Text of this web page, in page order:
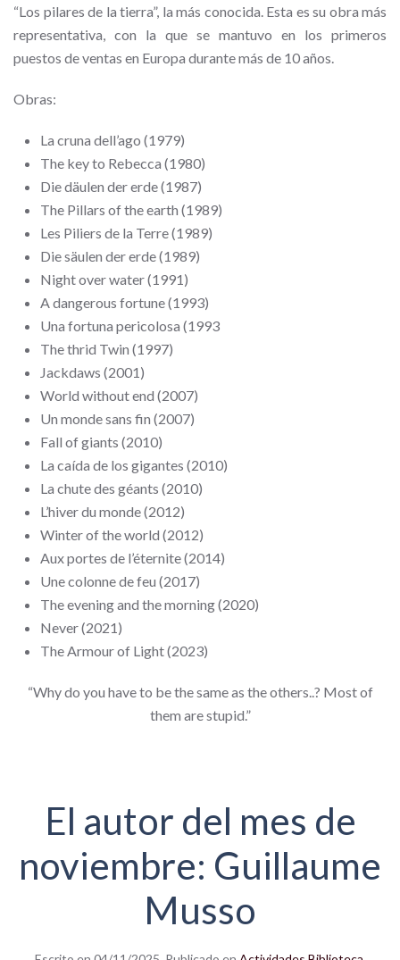
“Los pilares de la tierra”, la más conocida. Esta es su obra más
representativa, con la que se mantuvo en los primeros
puestos de ventas en Europa durante más de 10 años.
Obras:
La cruna dell’ago (1979)
The key to Rebecca (1980)
Die däulen der erde (1987)
The Pillars of the earth (1989)
Les Piliers de la Terre (1989)
Die säulen der erde (1989)
Night over water (1991)
A dangerous fortune (1993)
Una fortuna pericolosa (1993
The thrid Twin (1997)
Jackdaws (2001)
World without end (2007)
Un monde sans fin (2007)
Fall of giants (2010)
La caída de los gigantes (2010)
La chute des géants (2010)
L’hiver du monde (2012)
Winter of the world (2012)
Aux portes de l’éternite (2014)
Une colonne de feu (2017)
The evening and the morning (2020)
Never (2021)
The Armour of Light (2023)
“Why do you have to be the same as the others..? Most of
them are stupid.”
El autor del mes de
noviembre: Guillaume
Musso